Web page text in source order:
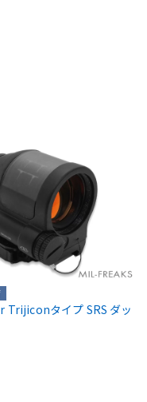
Trijiconタイプ SRS ダッ